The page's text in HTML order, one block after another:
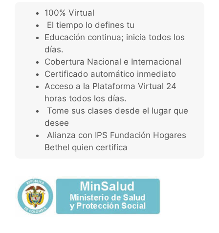
100% Virtual
El tiempo lo defines tu
Educación continua; inicia todos los
días.
Cobertura Nacional e Internacional
Certificado automático inmediato
Acceso a la Plataforma Virtual 24
horas todos los días.
Tome sus clases desde el lugar que
desee
Alianza con IPS Fundación Hogares
Bethel quien certifica